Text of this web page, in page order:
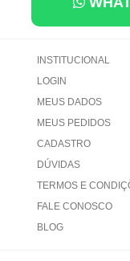
INSTITUCIONAL
LOGIN
MEUS DADOS
MEUS PEDIDOS
CADASTRO
DÚVIDAS
TERMOS E
FALE CONOSCO
BLOG